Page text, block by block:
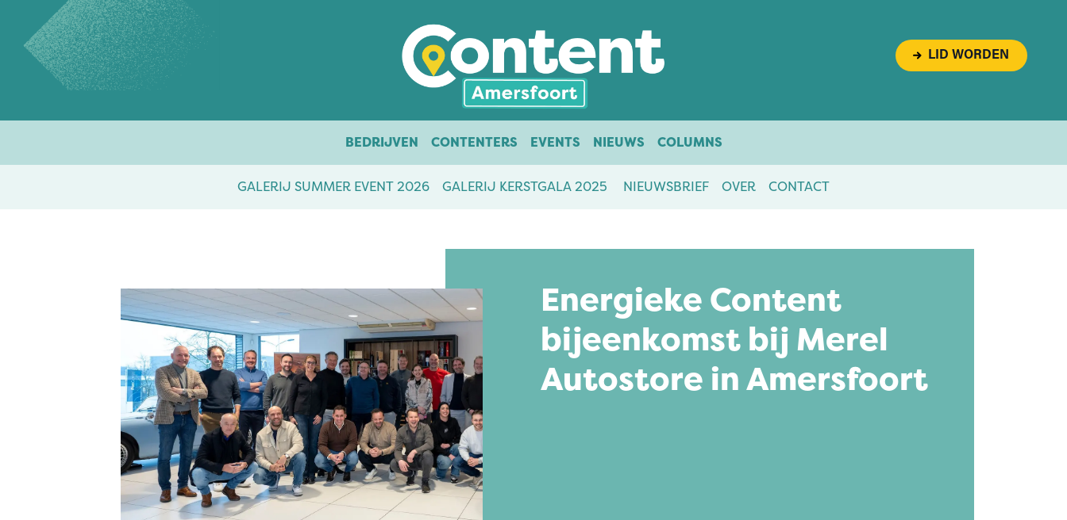
Overslaan naar inhoud
LID WORDEN
BEDRIJVEN CONTENTERS EVENTS NIEUWS COLUMNS
GALERIJ SUMMER EVENT 2026 GALERIJ KERSTGALA 2025 NIEUWSBRIEF OVER CONTACT
Energieke Content
bijeenkomst bij Merel
Autostore in Amersfoort